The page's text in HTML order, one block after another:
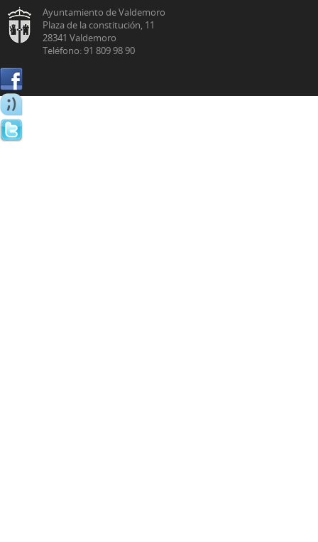
Ayuntamiento de Valdemoro
Plaza de la constitución, 11
28341 Valdemoro
Teléfono: 91 809 98 90